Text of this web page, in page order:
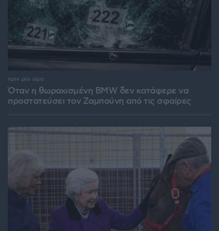
Όταν η θωρακισμένη BMW δεν κατάφερε να
προστατεύσει τον Ζαμπούνη από τις σφαίρες
πριν μία ώρα